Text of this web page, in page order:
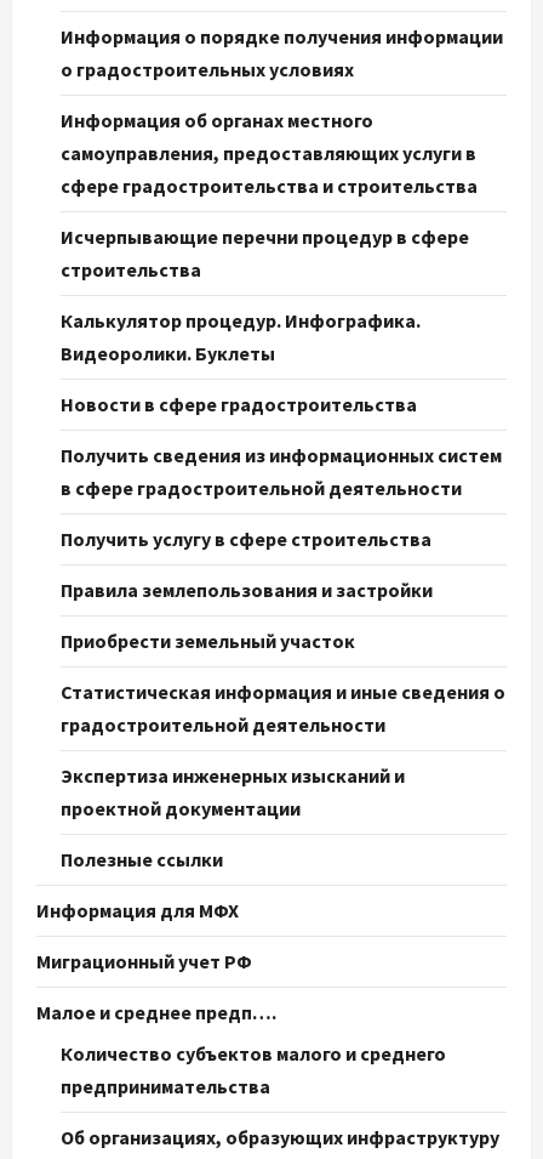
Информация о порядке получения информации
о градостроительных условиях
Информация об органах местного
самоуправления, предоставляющих услуги в
сфере градостроительства и строительства
Исчерпывающие перечни процедур в сфере
строительства
Калькулятор процедур. Инфографика.
Видеоролики. Буклеты
Новости в сфере градостроительства
Получить сведения из информационных систем
в сфере градостроительной деятельности
Получить услугу в сфере строительства
Правила землепользования и застройки
Приобрести земельный участок
Статистическая информация и иные сведения о
градостроительной деятельности
Экспертиза инженерных изысканий и
проектной документации
Полезные ссылки
Информация для МФХ
Миграционный учет РФ
Малое и среднее предп….
Количество субъектов малого и среднего
предпринимательства
Об организациях, образующих инфраструктуру